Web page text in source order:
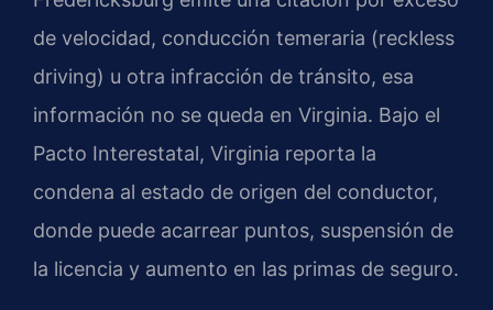
de velocidad, conducción temeraria (reckless
driving) u otra infracción de tránsito, esa
información no se queda en Virginia. Bajo el
Pacto Interestatal, Virginia reporta la
condena al estado de origen del conductor,
donde puede acarrear puntos, suspensión de
la licencia y aumento en las primas de seguro.